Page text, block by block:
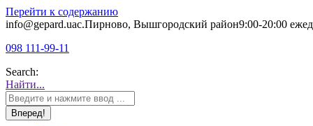
Перейти к содержанию
info@gepard.uaс.Пирново, Вышгородский район9:00-20:00
098 111-99-11
Search:
Найти...